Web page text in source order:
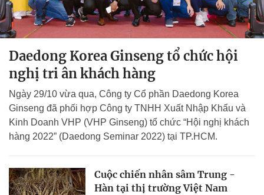
Daedong Korea Ginseng tổ chức hội
nghị tri ân khách hàng
Ngày 29/10 vừa qua, Công ty Cổ phần Daedong Korea
Ginseng đã phối hợp Công ty TNHH Xuất Nhập Khẩu và
Kinh Doanh VHP (VHP Ginseng) tổ chức “Hội nghị khách
hàng 2022” (Daedong Seminar 2022) tại TP.HCM.
Cuộc chiến nhân sâm Trung -
Hàn tại thị trường Việt Nam